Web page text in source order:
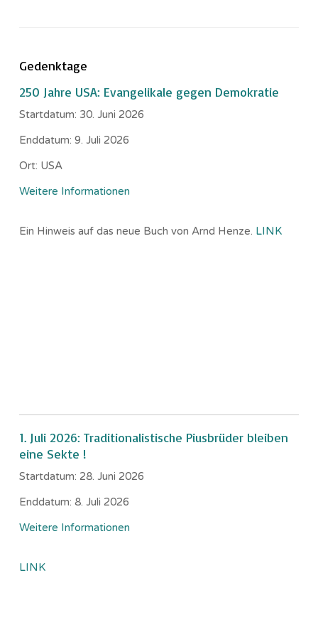
Gedenktage
250 Jahre USA: Evangelikale gegen Demokratie
Startdatum: 30. Juni 2026
Enddatum: 9. Juli 2026
Ort: USA
Weitere Informationen
Ein Hinweis auf das neue Buch von Arnd Henze. LINK
1. Juli 2026: Traditionalistische Piusbrüder bleiben
eine Sekte !
Startdatum: 28. Juni 2026
Enddatum: 8. Juli 2026
Weitere Informationen
LINK